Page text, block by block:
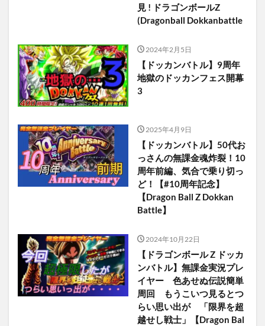
見 ! ドラゴンボールZ
(Dragonball Dokkanbattle
2024年2月5日
【ドッカンバトル】9周年
地獄のドッカンフェス開幕
3
2025年4月9日
【ドッカンバトル】50代お
っさんの無課金魂炸裂！10
周年前編、気合で乗り切っ
ど！【#10周年記念】
【Dragon Ball Z Dokkan
Battle】
2024年10月22日
【ドラゴンボール Z ドッカ
ンバトル】無課金実況プレ
イヤー 色あせぬ伝説簡単
周回 もうこいつ見るとつ
らい思い出が 「限界を超
越せし戦士」【Dragon Bal